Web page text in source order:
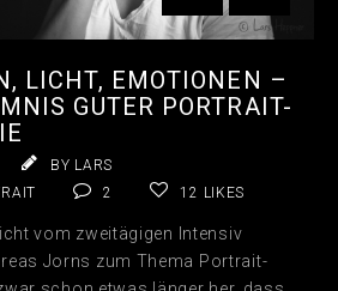
LICHT, EMOTIONEN –
GUTER PORTRAIT-
BY LARS
2 12 LIKES
vom zweitägigen Intensiv
Jorns zum Thema Portrait-